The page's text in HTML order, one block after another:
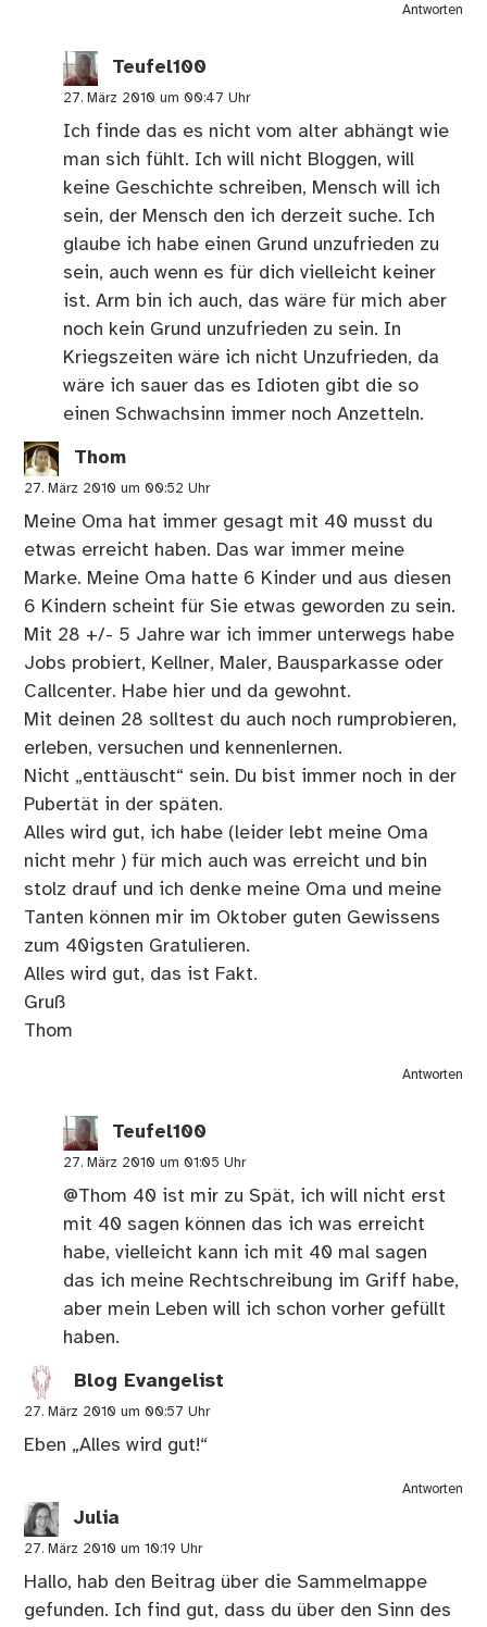
Antworten
Teufel100
27. März 2010 um 00:47 Uhr
Ich finde das es nicht vom alter abhängt wie
man sich fühlt. Ich will nicht Bloggen, will
keine Geschichte schreiben, Mensch will ich
sein, der Mensch den ich derzeit suche. Ich
glaube ich habe einen Grund unzufrieden zu
sein, auch wenn es für dich vielleicht keiner
ist. Arm bin ich auch, das wäre für mich aber
noch kein Grund unzufrieden zu sein. In
Kriegszeiten wäre ich nicht Unzufrieden, da
wäre ich sauer das es Idioten gibt die so
einen Schwachsinn immer noch Anzetteln.
Thom
27. März 2010 um 00:52 Uhr
Meine Oma hat immer gesagt mit 40 musst du
etwas erreicht haben. Das war immer meine
Marke. Meine Oma hatte 6 Kinder und aus diesen
6 Kindern scheint für Sie etwas geworden zu sein.
Mit 28 +/- 5 Jahre war ich immer unterwegs habe
Jobs probiert, Kellner, Maler, Bausparkasse oder
Callcenter. Habe hier und da gewohnt.
Mit deinen 28 solltest du auch noch rumprobieren,
erleben, versuchen und kennenlernen.
Nicht „enttäuscht“ sein. Du bist immer noch in der
Pubertät in der späten.
Alles wird gut, ich habe (leider lebt meine Oma
nicht mehr ) für mich auch was erreicht und bin
stolz drauf und ich denke meine Oma und meine
Tanten können mir im Oktober guten Gewissens
zum 40igsten Gratulieren.
Alles wird gut, das ist Fakt.
Gruß
Thom
Antworten
Teufel100
27. März 2010 um 01:05 Uhr
@Thom 40 ist mir zu Spät, ich will nicht erst
mit 40 sagen können das ich was erreicht
habe, vielleicht kann ich mit 40 mal sagen
das ich meine Rechtschreibung im Griff habe,
aber mein Leben will ich schon vorher gefüllt
haben.
Blog Evangelist
27. März 2010 um 00:57 Uhr
Eben „Alles wird gut!“
Antworten
Julia
27. März 2010 um 10:19 Uhr
Hallo, hab den Beitrag über die Sammelmappe
gefunden. Ich find gut, dass du über den Sinn des